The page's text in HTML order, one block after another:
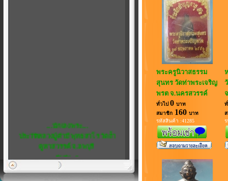
ประวัติหลวงปู่คำมี พุทธสาโร วัดถ้ำ
คูหาสวรรค์ จ.ลพบุรี
พิเศษ...5
เชิญชวน สมาชิกทุกท่าน แสดงความ
คิดเห็น ได้ที่ เว็บบอร์ด ครับ
พระครูนิวาสธรรม
สุนทร วัดท่าพระเจริญ
พรต จ.นครสวรรค์
ทั่วไป 0 บาท
สมาชิก 160 บาท
รหัสสินค้า :41285